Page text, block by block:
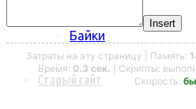
Байки
Старый сайт
Insert
Затраты на эту страницу | Память:
Время: 0.3 сек. | Скрипты:
Скорость: